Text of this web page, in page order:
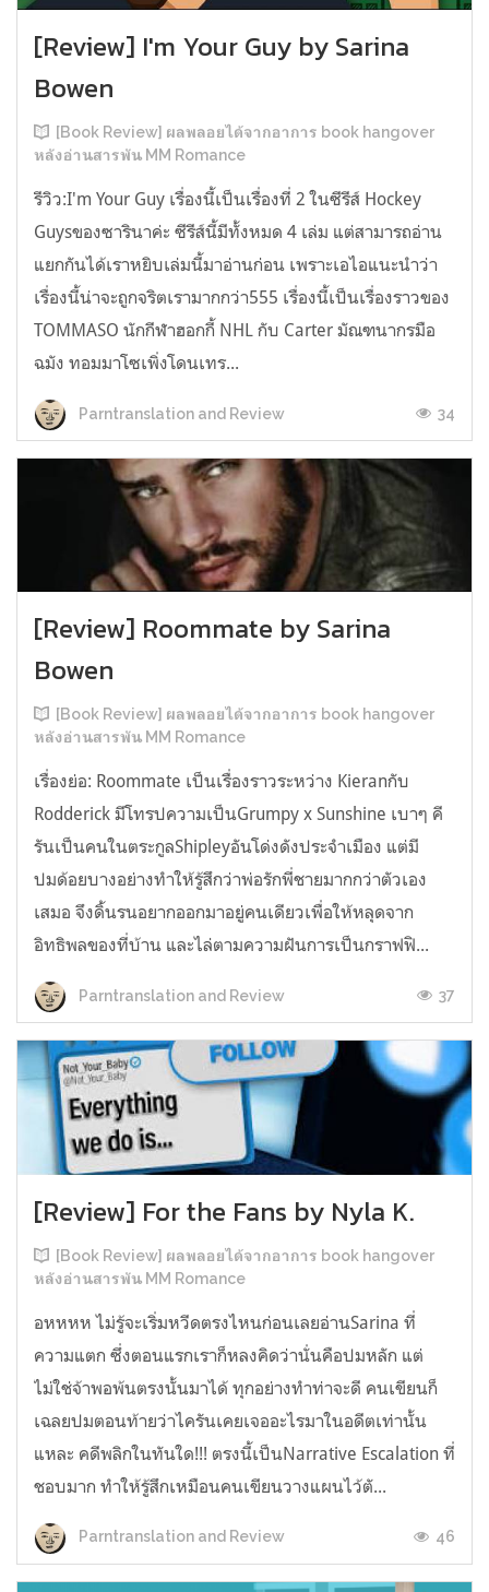
[Review] I'm Your Guy by Sarina
Bowen
[Book Review] ผลพลอยได้จากอาการ book hangover
หลังอ่านสารพัน MM Romance
รีวิว:I'm Your Guy เรื่องนี้เป็นเรื่องที่ 2 ในซีรีส์ Hockey
Guysของซารินาค่ะ ซีรีส์นี้มีทั้งหมด 4 เล่ม แต่สามารถอ่าน
แยกกันได้เราหยิบเล่มนี้มาอ่านก่อน เพราะเอไอแนะนำว่า
เรื่องนี้น่าจะถูกจริตเรามากกว่า555 เรื่องนี้เป็นเรื่องราวของ
TOMMASO นักกีฬาฮอกกี้ NHL กับ Carter มัณฑนากรมือ
ฉมัง ทอมมาโซเพิ่งโดนเทร...
Parntranslation and Review 34
[Review] Roommate by Sarina
Bowen
[Book Review] ผลพลอยได้จากอาการ book hangover
หลังอ่านสารพัน MM Romance
เรื่องย่อ: Roommate เป็นเรื่องราวระหว่าง Kieranกับ
Rodderick มีโทรปความเป็นGrumpy x Sunshine เบาๆ คี
รันเป็นคนในตระกูลShipleyอันโด่งดังประจำเมือง แต่มี
ปมด้อยบางอย่างทำให้รู้สึกว่าพ่อรักพี่ชายมากกว่าตัวเอง
เสมอ จึงดิ้นรนอยากออกมาอยู่คนเดียวเพื่อให้หลุดจาก
อิทธิพลของที่บ้าน และไล่ตามความฝันการเป็นกราฟฟิ...
Parntranslation and Review 37
[Review] For the Fans by Nyla K.
[Book Review] ผลพลอยได้จากอาการ book hangover
หลังอ่านสารพัน MM Romance
อหหหห ไม่รู้จะเริ่มหวีดตรงไหนก่อนเลยอ่านSarina ที่
ความแตก ซึ่งตอนแรกเราก็หลงคิดว่านั่นคือปมหลัก แต่
ไม่ใช่จ้าพอพ้นตรงนั้นมาได้ ทุกอย่างทำท่าจะดี คนเขียนก็
เฉลยปมตอนท้ายว่าไครันเคยเจออะไรมาในอดีตเท่านั้น
แหละ คดีพลิกในทันใด!!! ตรงนี้เป็นNarrative Escalation ที่
ชอบมาก ทำให้รู้สึกเหมือนคนเขียนวางแผนไว้ตั...
Parntranslation and Review 46